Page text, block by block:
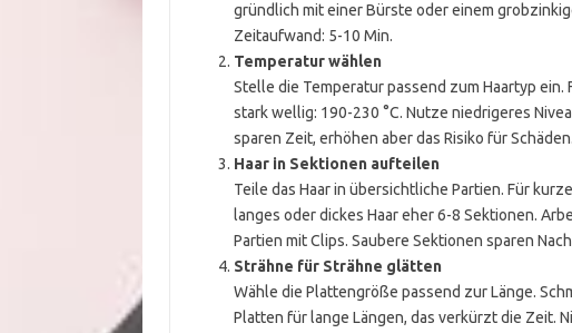
gründlich mit einer Bürste oder einem
Zeitaufwand: 5-10 Min.
Temperatur wählen
Stelle die Temperatur passend zum Haartyp ein.
stark wellig: 190-230 °C. Nutze niedrigeres
sparen Zeit, erhöhen aber das Risiko für
Haar in Sektionen aufteilen
Teile das Haar in übersichtliche Partien. Für
langes oder dickes Haar eher 6-8 Sektionen.
Partien mit Clips. Saubere Sektionen sparen
Strähne für Strähne glätten
Wähle die Plattengröße passend zur Länge.
Platten für lange Längen, das verkürzt die Zeit.